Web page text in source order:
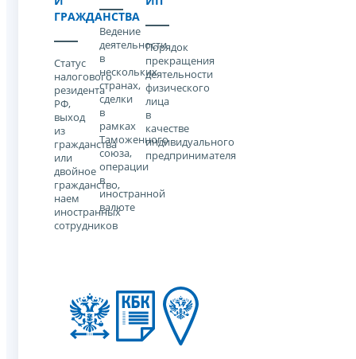
ГРАЖДАНСТВА
Статус
налогового
резидента
РФ,
выход
из
гражданства
или
двойное
гражданство,
наем
иностранных
сотрудников
Ведение
деятельности
в
нескольких
странах,
сделки
в
рамках
Таможенного
союза,
операции
в
иностранной
валюте
Порядок
прекращения
деятельности
физического
лица
в
качестве
индивидуального
предпринимателя